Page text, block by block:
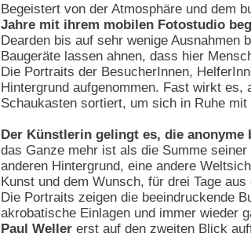
Begeistert von der Atmosphäre und dem
Jahre mit ihrem mobilen Fotostudio
Dearden bis auf sehr wenige
Baugeräte lassen ahnen, dass hier
Die Portraits der BesucherInnen,
Hintergrund aufgenommen. Fast wirkt
Schaukasten sortiert, um sich in Ruhe
Der Künstlerin gelingt es, die
das Ganze mehr ist als die Summe
anderen Hintergrund, eine andere
Kunst und dem Wunsch, für drei Tage
Die Portraits zeigen die beeindruckende
akrobatische Einlagen und immer wieder
Paul Weller erst auf den zweiten Blick